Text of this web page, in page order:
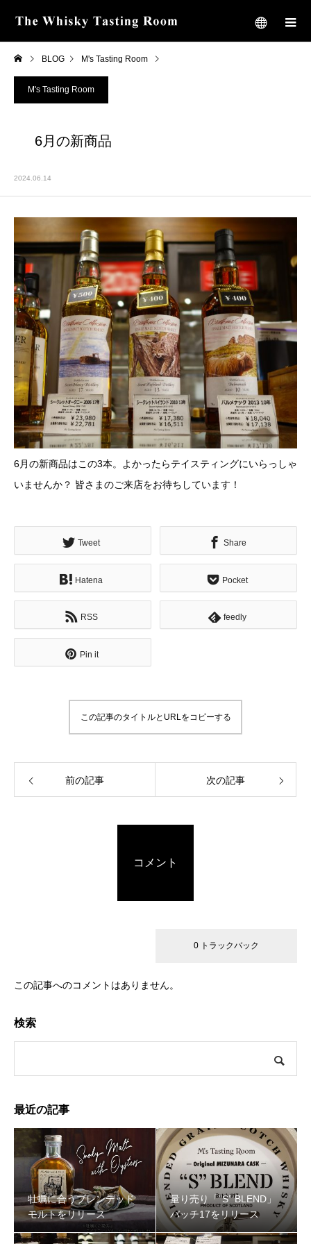
BLOG M's Tasting Room
M's Tasting Room
6月の新商品
2024.06.14
6月の新商品はこの3本。よかったらテイスティングにいらっしゃ
いませんか？ 皆さまのご来店をお待ちしています！
Tweet Share
Hatena Pocket
RSS feedly
Pin it
この記事のタイトルとURLをコピーする
前の記事 次の記事
コメント
0 トラックバック
この記事へのコメントはありません。
検索
最近の記事
牡蠣に合うブレンデッド
モルトをリリース
量り売り「”S” BLEND」
バッチ17をリリース